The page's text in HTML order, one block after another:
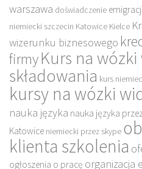
warszawa doświadczenie
niemiecki szczecin Katowice Kielce
wizerunku biznesowego
firmyKurs na
składowania kurs
kursy na wózki
nauka języka nauka języka
Katowice niemiecki przez skype
klienta szkolenia
ogłoszenia o pracę organizacja